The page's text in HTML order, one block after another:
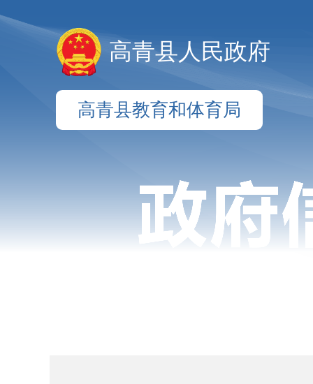
高青县人民政府
高青县教育和体育局